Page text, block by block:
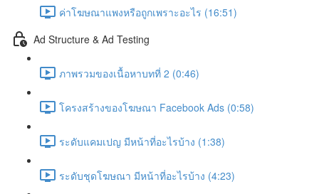
ค่าโฆษณาแพงหรือถูกเพราะอะไร (16:51)
Ad Structure & Ad Testing
ภาพรวมของเนื้อหาบทที่ 2 (0:46)
โครงสร้างของโฆษณา Facebook Ads (0:58)
ระดับแคมเปญ มีหน้าที่อะไรบ้าง (1:38)
ระดับชุดโฆษณา มีหน้าที่อะไรบ้าง (4:23)